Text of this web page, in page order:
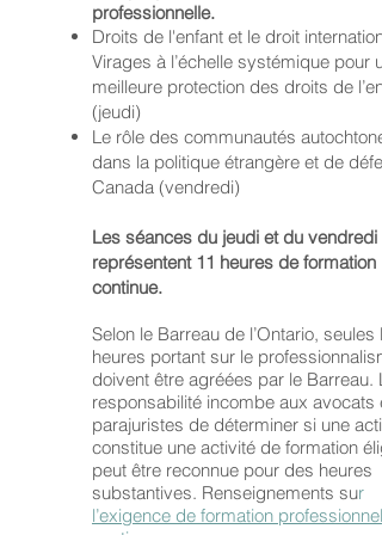
a mené à sa nomination en tant que porte-
parole de son parti pour les Affaires
étrangères ainsi qu’à son élection en tant
que chef par intérim en 2011. De 2013 à
2020, il a enseigné le droit et la politique
publique à l’Université de Toronto, et a été
associé et conseiller principal du cabinet
d’avocats OKT LLP, spécialisé dans le droit
autochtone et les questions
constitutionnelles.
En 1997, M. Rae est devenu membre
fondateur du conseil d’administration du
Forum des fédérations. Il a ensuite été
président du conseil et président du
Forum et a conseillé de nombreux
gouvernements et groupes sur les enjeux
de changement constitutionnel, de règle
professionnelle.
Droits de l'enfant et le droit
Virages à l’échelle systémique pour
meilleure protection des droits de
(jeudi)
Le rôle des communautés
dans la politique étrangère et de
Canada (vendredi)
Les séances du jeudi et du vendredi
représentent 11 heures de formation
continue.
Selon le Barreau de l’Ontario, seules
heures portant sur le
doivent être agréées par le Barreau.
responsabilité incombe aux avocats
parajuristes de déterminer si une
constitue une activité de formation
peut être reconnue pour des heures
substantives. Renseignements sur
l’exigence de formation